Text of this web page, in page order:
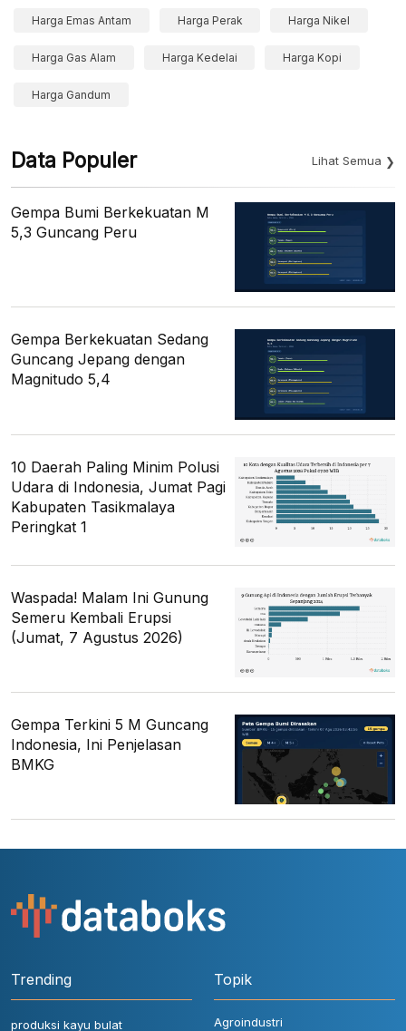
Harga Emas Antam Harga Perak Harga Nikel
Harga Gas Alam Harga Kedelai Harga Kopi
Harga Gandum
Data Populer Lihat Semua
Gempa Bumi Berkekuatan M
5,3 Guncang Peru
Gempa Berkekuatan Sedang
Guncang Jepang dengan
Magnitudo 5,4
10 Daerah Paling Minim Polusi
Udara di Indonesia, Jumat Pagi
Kabupaten Tasikmalaya
Peringkat 1
Waspada! Malam Ini Gunung
Semeru Kembali Erupsi
(Jumat, 7 Agustus 2026)
Gempa Terkini 5 M Guncang
Indonesia, Ini Penjelasan
BMKG
Trending
produksi kayu bulat
Topik
Agroindustri